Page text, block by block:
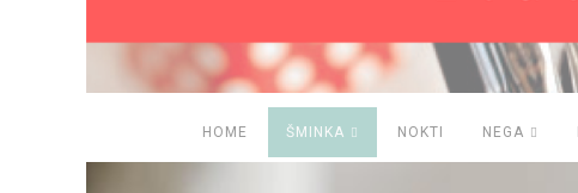
HOME ŠMINKA NOKTI NEGA